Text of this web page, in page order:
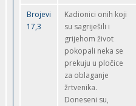
Brojevi
17,3
Kadionici onih koji
su sagriješili i
grijehom život
pokopali neka se
prekuju u pločice
za oblaganje
žrtvenika.
Doneseni su,